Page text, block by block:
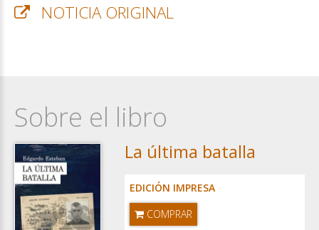
NOTICIA ORIGINAL
Sobre el libro
La última batalla
EDICIÓN IMPRESA
COMPRAR